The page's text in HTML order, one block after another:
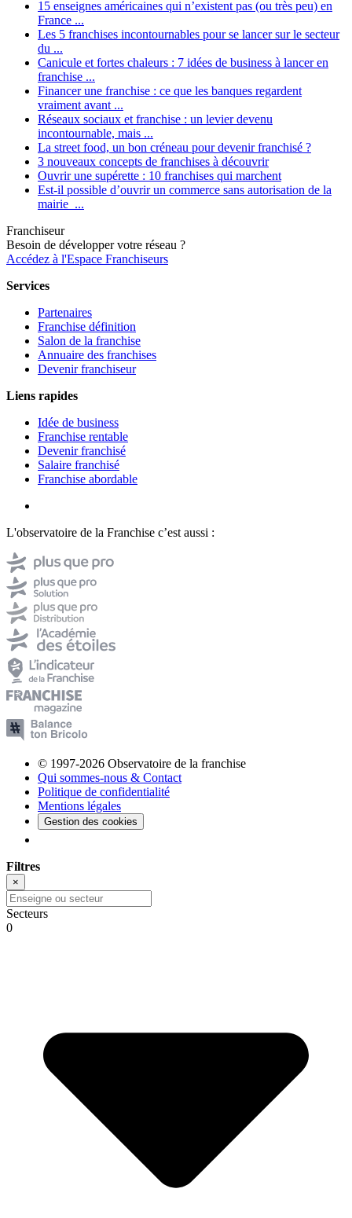
15 enseignes américaines qui n’existent pas (ou très peu) en
France ...
Les 5 franchises incontournables pour se lancer sur le secteur
du ...
Canicule et fortes chaleurs : 7 idées de business à lancer en
franchise ...
Financer une franchise : ce que les banques regardent
vraiment avant ...
Réseaux sociaux et franchise : un levier devenu
incontournable, mais ...
La street food, un bon créneau pour devenir franchisé ?
3 nouveaux concepts de franchises à découvrir
Ouvrir une supérette : 10 franchises qui marchent
Est-il possible d’ouvrir un commerce sans autorisation de la
mairie ...
Franchiseur
Besoin de développer votre réseau ?
Accédez à l'Espace Franchiseurs
Services
Partenaires
Franchise définition
Salon de la franchise
Annuaire des franchises
Devenir franchiseur
Liens rapides
Idée de business
Franchise rentable
Devenir franchisé
Salaire franchisé
Franchise abordable
L'observatoire de la Franchise c’est aussi :
© 1997-2026 Observatoire de la franchise
Qui sommes-nous & Contact
Politique de confidentialité
Mentions légales
Gestion des cookies
Filtres
×
Secteurs
0